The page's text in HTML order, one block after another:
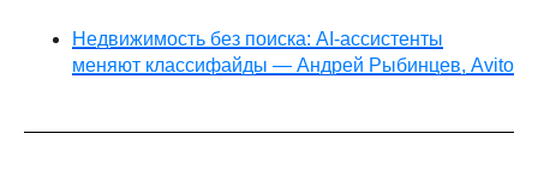
Недвижимость без поиска: AI-ассистенты
меняют классифайды — Андрей Рыбинцев, Avito